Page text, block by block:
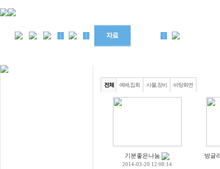
전체 예배,집회 사물,장비 바탕화면
기분좋은나눔
2014-03-20 12:08:14
방글